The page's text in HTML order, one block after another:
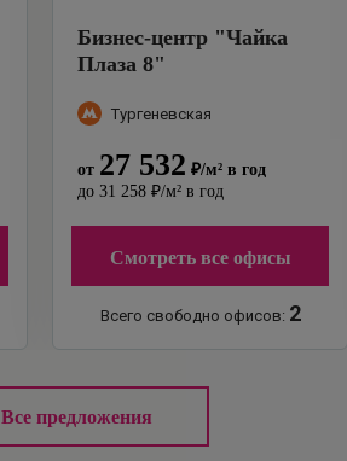
Бизнес-центр "Чайка
Плаза 8"
Тургеневская
от 27 532 ₽/м² в год
до 31 258 ₽/м² в год
Смотреть все офисы
Всего свободно офисов: 2
Все предложения